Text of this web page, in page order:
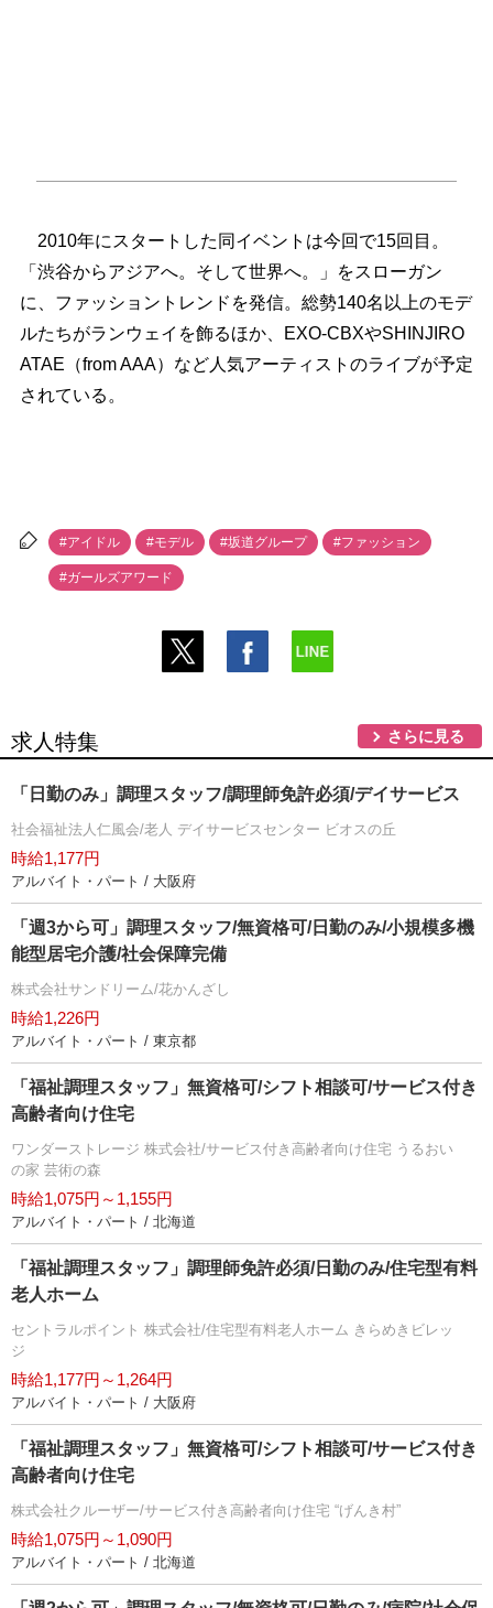
2010年にスタートした同イベントは今回で15回目。
「渋谷からアジアへ。そして世界へ。」をスローガン
に、ファッショントレンドを発信。総勢140名以上のモデ
ルたちがランウェイを飾るほか、EXO-CBXやSHINJIRO
ATAE（from AAA）など人気アーティストのライブが予定
されている。
#アイドル #モデル #坂道グループ #ファッション
#ガールズアワード
求人特集 さらに見る
「日勤のみ」調理スタッフ/調理師免許必須/デイサービス
社会福祉法人仁風会/老人 デイサービスセンター ビオスの丘
時給1,177円
アルバイト・パート / 大阪府
「週3から可」調理スタッフ/無資格可/日勤のみ/小規模多機
能型居宅介護/社会保障完備
株式会社サンドリーム/花かんざし
時給1,226円
アルバイト・パート / 東京都
「福祉調理スタッフ」無資格可/シフト相談可/サービス付き
高齢者向け住宅
ワンダーストレージ 株式会社/サービス付き高齢者向け住宅 うるおい
の家 芸術の森
時給1,075円～1,155円
アルバイト・パート / 北海道
「福祉調理スタッフ」調理師免許必須/日勤のみ/住宅型有料
老人ホーム
セントラルポイント 株式会社/住宅型有料老人ホーム きらめきビレッ
ジ
時給1,177円～1,264円
アルバイト・パート / 大阪府
「福祉調理スタッフ」無資格可/シフト相談可/サービス付き
高齢者向け住宅
株式会社クルーザー/サービス付き高齢者向け住宅 “げんき村”
時給1,075円～1,090円
アルバイト・パート / 北海道